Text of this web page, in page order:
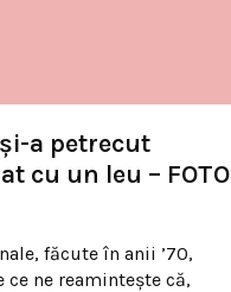
a petrecut
cu un leu – FOTO
făcute în anii ’70,
ce ne reaminteşte că,